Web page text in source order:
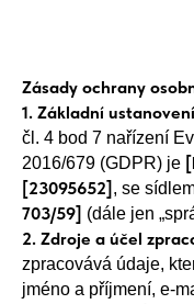
Zásady ochrany
1. Základní ustanovení
čl. 4 bod 7 nařízení
2016/679 (GDPR) je
[23095652] , se
703/59] (dále jen
2. Zdroje a účel
zpracovává údaje,
jméno a příjmení, e-